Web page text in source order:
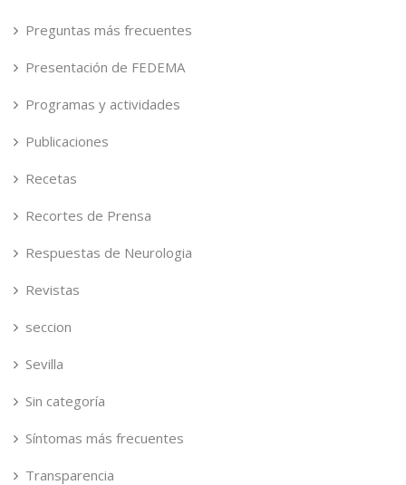
Preguntas más frecuentes
Presentación de FEDEMA
Programas y actividades
Publicaciones
Recetas
Recortes de Prensa
Respuestas de Neurologia
Revistas
seccion
Sevilla
Sin categoría
Síntomas más frecuentes
Transparencia